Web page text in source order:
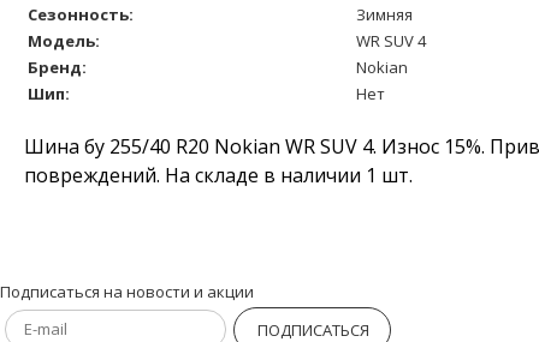
Сезонность:
Зимняя
Модель:
WR SUV 4
Бренд:
Nokian
Шип:
Нет
Шина бу 255/40 R20 Nokian WR SUV 4. Износ 15%.
повреждений. На складе в наличии 1 шт.
Подписаться на новости и акции
ПОДПИСАТЬСЯ